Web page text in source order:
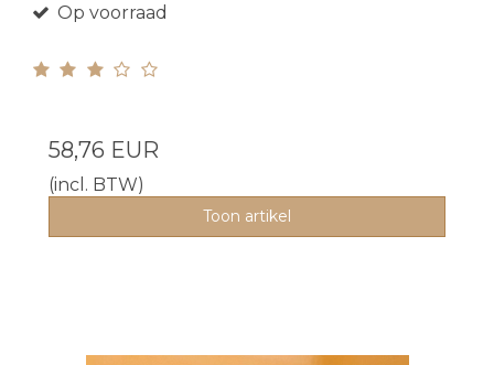
Op voorraad
58,76 EUR
(incl. BTW)
Toon artikel